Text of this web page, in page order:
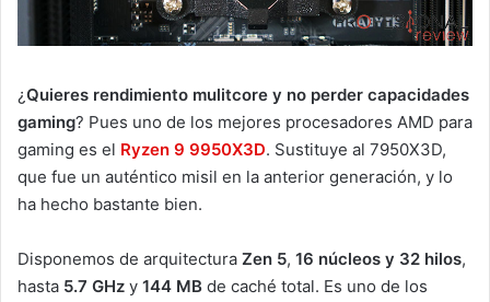
¿Quieres rendimiento mulitcore y no perder capacidades
gaming? Pues uno de los mejores procesadores AMD para
gaming es el Ryzen 9 9950X3D. Sustituye al 7950X3D,
que fue un auténtico misil en la anterior generación, y lo
ha hecho bastante bien.
Disponemos de arquitectura Zen 5, 16 núcleos y 32 hilos,
hasta 5.7 GHz y 144 MB de caché total. Es uno de los